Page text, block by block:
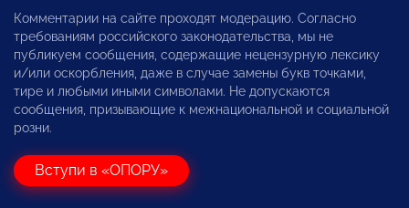
Комментарии на сайте проходят модерацию. Согласно
требованиям российского законодательства, мы не
публикуем сообщения, содержащие нецензурную лексику
и/или оскорбления, даже в случае замены букв точками,
тире и любыми иными символами. Не допускаются
сообщения, призывающие к межнациональной и социальной
розни.
Вступи в «ОПОРУ»